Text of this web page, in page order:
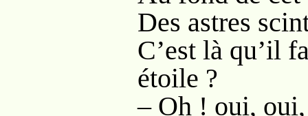
Des astres
C’est là qu’il
étoile ?
– Oh ! oui,